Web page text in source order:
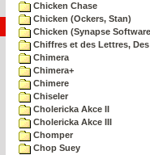
Chicken Chase
Chicken (Ockers, Stan)
Chicken (Synapse
Chiffres et des Lettres, Des
Chimera
Chimera+
Chimere
Chiseler
Cholericka Akce II
Cholericka Akce III
Chomper
Chop Suey